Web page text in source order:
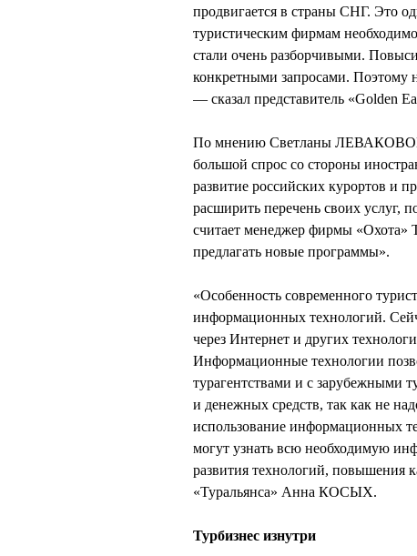
продвигается в страны СНГ. Это
туристическим фирмам
стали очень разборчивыми.
конкретными запросами. Поэтому
— сказал представитель «Golden
По мнению Светланы ЛЕВАКОВОЙ,
большой спрос со стороны
развитие российских курортов и
расширить перечень своих услуг,
считает менеджер фирмы «Охота»
предлагать новые программы».
«Особенность современного
информационных технологий.
через Интернет и других
Информационные технологии
турагентствами и с зарубежными
и денежных средств, так как не
использование информационных
могут узнать всю необходимую
развития технологий, повышения
«Туральянса» Анна КОСЫХ.
Турбизнес изнутри